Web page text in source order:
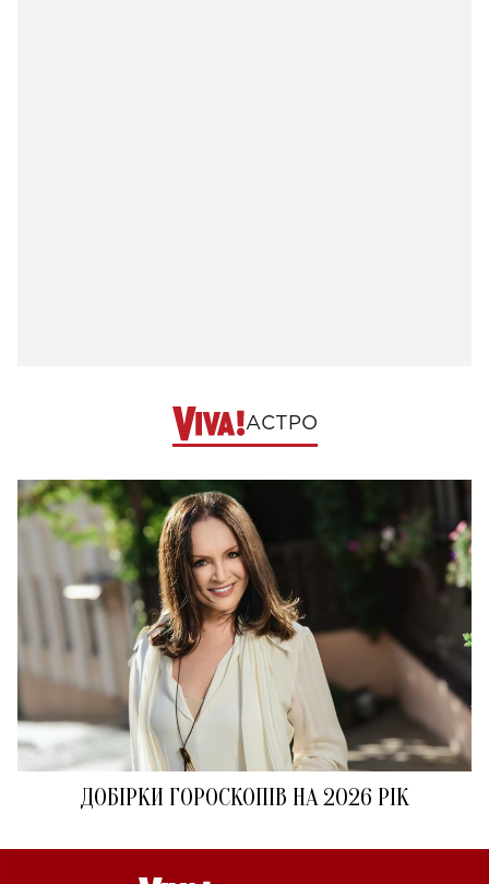
АСТРО
ДОБІРКИ ГОРОСКОПІВ НА 2026 РІК